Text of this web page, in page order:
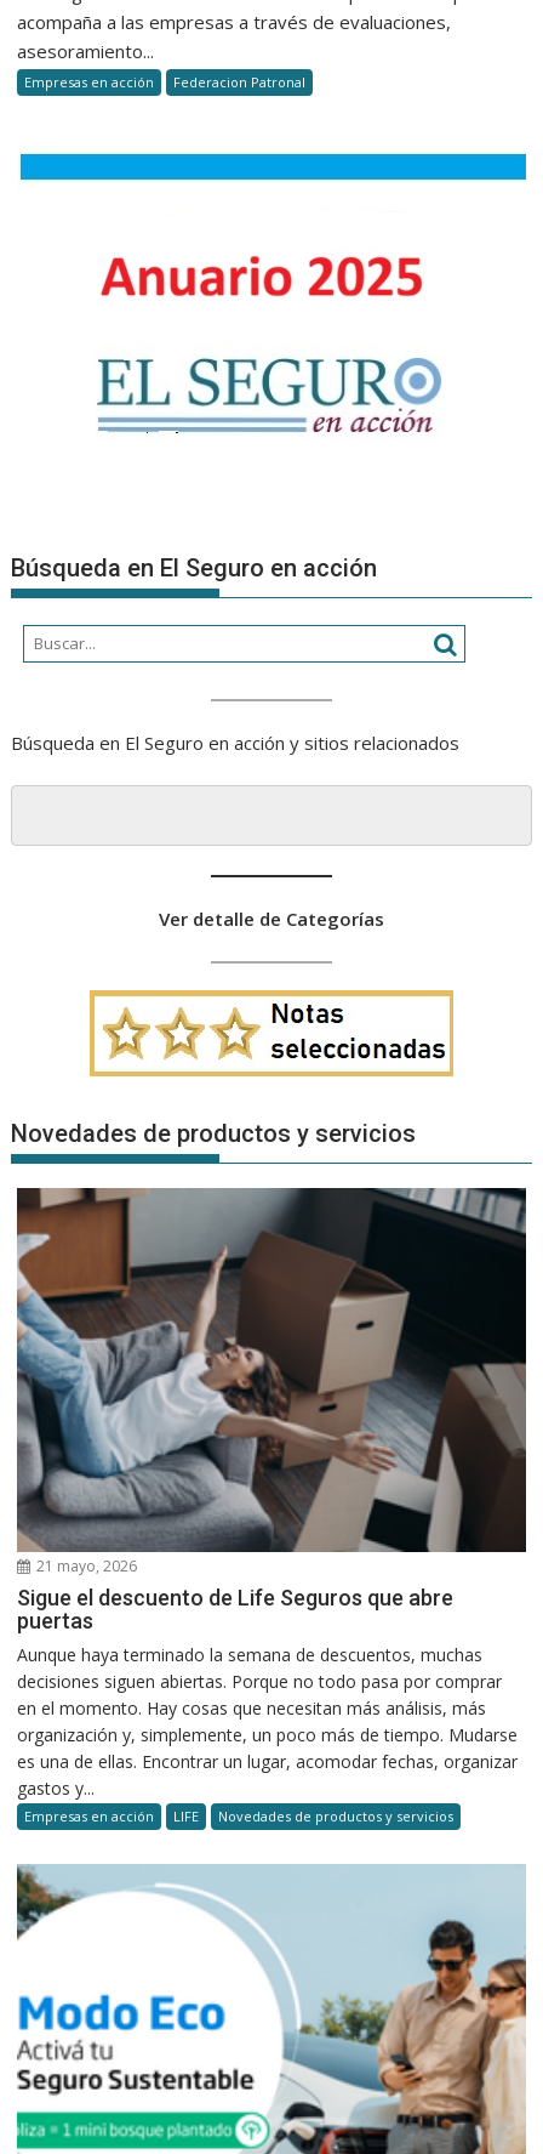
acompaña a las empresas a través de evaluaciones,
asesoramiento...
Empresas en acción Federacion Patronal
Búsqueda en El Seguro en acción
Búsqueda en El Seguro en acción y sitios relacionados
Ver detalle de Categorías
Novedades de productos y servicios
21 mayo, 2026
Sigue el descuento de Life Seguros que abre
puertas
Aunque haya terminado la semana de descuentos, muchas
decisiones siguen abiertas. Porque no todo pasa por comprar
en el momento. Hay cosas que necesitan más análisis, más
organización y, simplemente, un poco más de tiempo. Mudarse
es una de ellas. Encontrar un lugar, acomodar fechas, organizar
gastos y...
Empresas en acción LIFE Novedades de productos y servicios